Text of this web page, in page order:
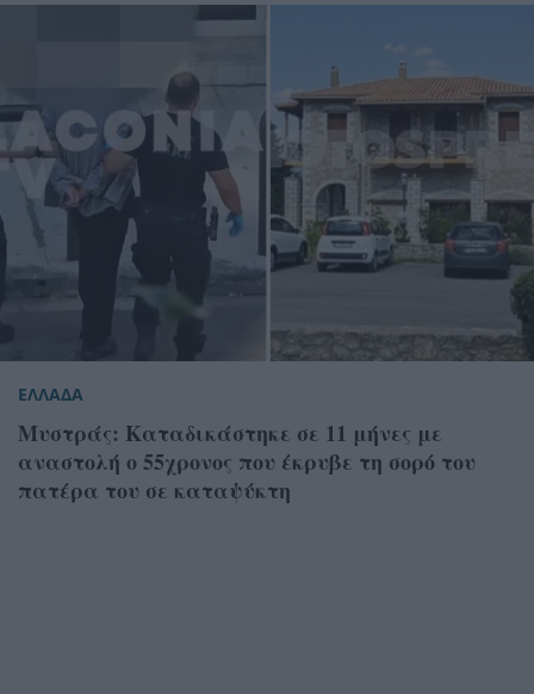
ΕΛΛΑΔΑ
Μυστράς: Καταδικάστηκε σε 11 μήνες με
αναστολή ο 55χρονος που έκρυβε τη σορό του
πατέρα του σε καταψύκτη